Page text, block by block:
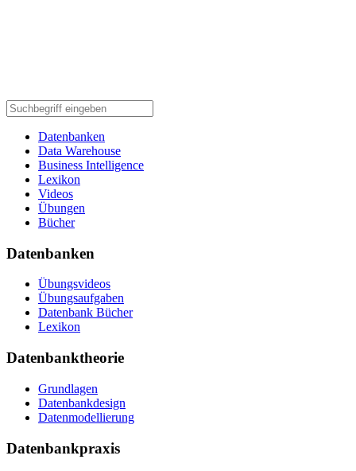
Datenbanken
Data Warehouse
Business Intelligence
Lexikon
Videos
Übungen
Bücher
Datenbanken
Übungsvideos
Übungsaufgaben
Datenbank Bücher
Lexikon
Datenbanktheorie
Grundlagen
Datenbankdesign
Datenmodellierung
Datenbankpraxis